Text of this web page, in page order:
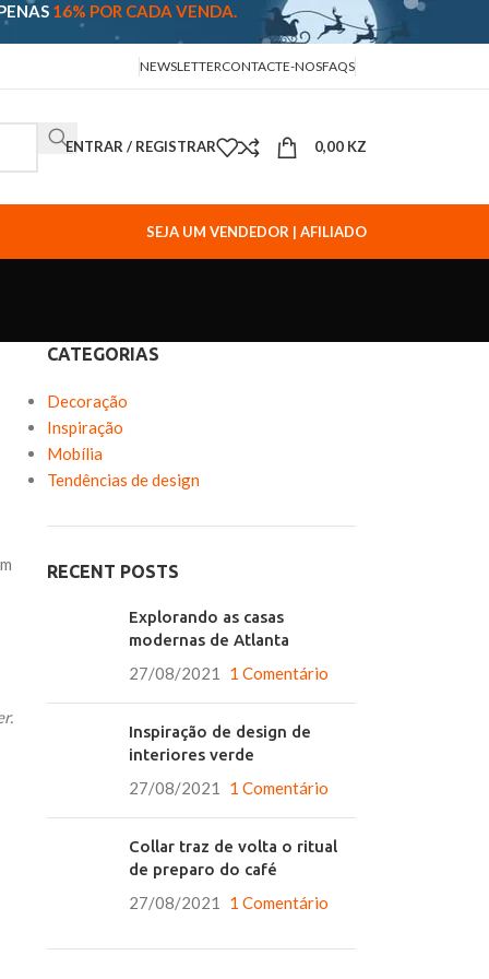
16% POR CADA VENDA.
NEWSLETTERCONTACTE-NOSFAQS
ENTRAR / REGISTRAR 0,00 KZ
SEJA UM VENDEDOR | AFILIADO
Produtos variáveis
CATEGORIAS
Decoração
Inspiração
Mobília
Tendências de design
RECENT POSTS
Explorando as casas
modernas de Atlanta
27/08/2021 1 Comentário
Inspiração de design de
interiores verde
27/08/2021 1 Comentário
Collar traz de volta o ritual
de preparo do café
27/08/2021 1 Comentário